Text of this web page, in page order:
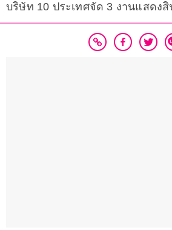
บริษัท 10 ประเทศจัด 3 งานแสดง